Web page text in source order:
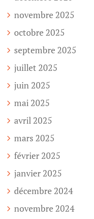
novembre 2025
octobre 2025
septembre 2025
juillet 2025
juin 2025
mai 2025
avril 2025
mars 2025
février 2025
janvier 2025
décembre 2024
novembre 2024